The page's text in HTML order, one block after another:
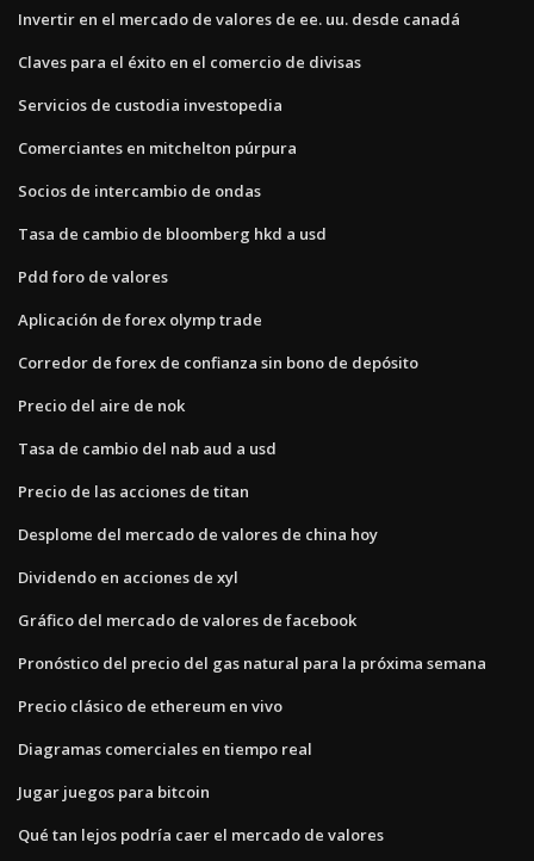
Invertir en el mercado de valores de ee. uu. desde canadá
Claves para el éxito en el comercio de divisas
Servicios de custodia investopedia
Comerciantes en mitchelton púrpura
Socios de intercambio de ondas
Tasa de cambio de bloomberg hkd a usd
Pdd foro de valores
Aplicación de forex olymp trade
Corredor de forex de confianza sin bono de depósito
Precio del aire de nok
Tasa de cambio del nab aud a usd
Precio de las acciones de titan
Desplome del mercado de valores de china hoy
Dividendo en acciones de xyl
Gráfico del mercado de valores de facebook
Pronóstico del precio del gas natural para la próxima semana
Precio clásico de ethereum en vivo
Diagramas comerciales en tiempo real
Jugar juegos para bitcoin
Qué tan lejos podría caer el mercado de valores